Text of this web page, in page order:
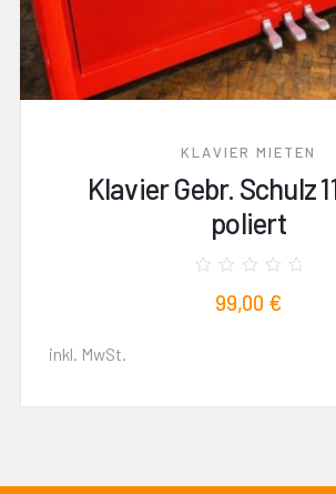
KLAVIER MIETEN
Klavier Gebr. Schulz
poliert
99,00 €
inkl. MwSt.